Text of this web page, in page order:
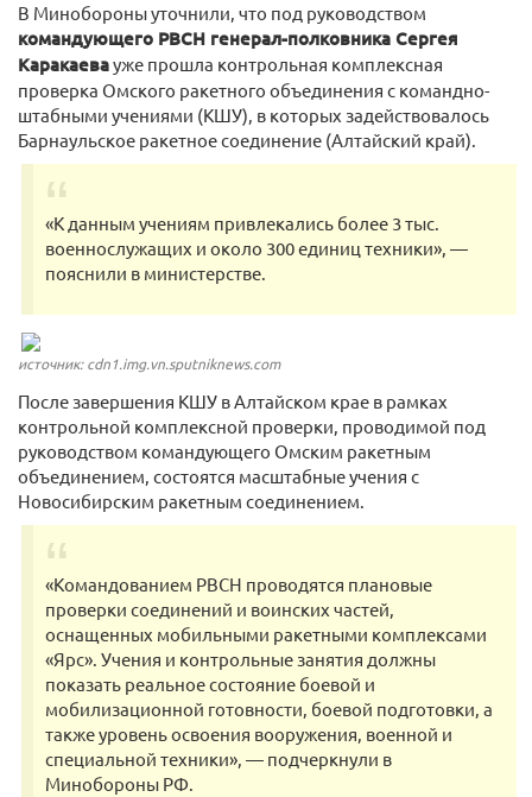
В Минобороны уточнили, что под руководством
командующего РВСН генерал-полковника Сергея
Каракаевауже прошла контрольная комплексная
проверка Омского ракетного объединения с командно-
штабными учениями (КШУ), в которых задействовалось
Барнаульское ракетное соединение (Алтайский край).
«К данным учениям привлекались более 3 тыс.
военнослужащих и около 300 единиц техники», —
пояснили в министерстве.
источник: cdn1.img.vn.sputniknews.com
После завершения КШУ в Алтайском крае в рамках
контрольной комплексной проверки, проводимой под
руководством командующего Омским ракетным
объединением, состоятся масштабные учения с
Новосибирским ракетным соединением.
«Командованием РВСН проводятся плановые
проверки соединений и воинских частей,
оснащенных мобильными ракетными комплексами
«Ярс». Учения и контрольные занятия должны
показать реальное состояние боевой и
мобилизационной готовности, боевой подготовки, а
также уровень освоения вооружения, военной и
специальной техники», — подчеркнули в
Минобороны РФ.